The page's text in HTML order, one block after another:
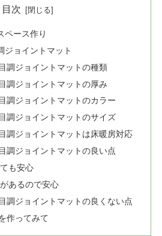
目次
ペース作り
ジョイントマット
調ジョイントマットの種類
調ジョイントマットの厚み
調ジョイントマットのカラー
調ジョイントマットのサイズ
調ジョイントマットは床暖房対応
調ジョイントマットの良い点
も安心
あるので安心
調ジョイントマットの良くない点
作ってみて